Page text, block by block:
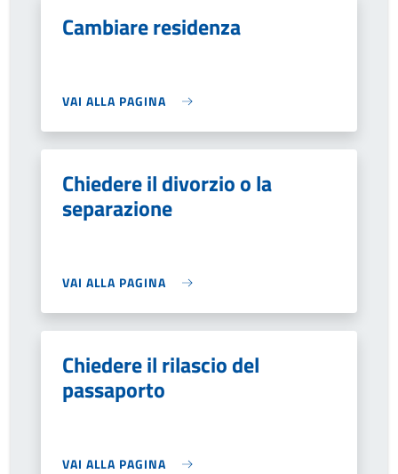
Cambiare residenza
VAI ALLA PAGINA
Chiedere il divorzio o la
separazione
VAI ALLA PAGINA
Chiedere il rilascio del
passaporto
VAI ALLA PAGINA